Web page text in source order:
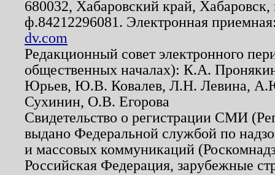
680032, Хабаровский край,
ф.84212296081. Электронная
dv.com
Редакционный совет электронного
общественных началах): К.А.
Юрьев, Ю.В. Ковалев, Л.Н. Левина,
Сухинин, О.В. Егорова
Свидетельство о регистрации СМИ
выдано Федеральной службой по
и массовых коммуникаций
Российская Федерация, зарубежные